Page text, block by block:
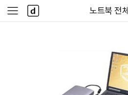
다나와
노트북 전체
사
이
다
나
와